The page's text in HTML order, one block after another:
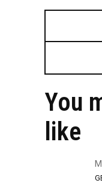
You
like